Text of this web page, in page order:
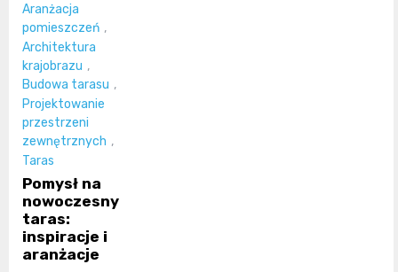
Aranżacja
pomieszczeń ,
Architektura
krajobrazu ,
Budowa tarasu ,
Projektowanie
przestrzeni
zewnętrznych ,
Taras
Pomysł na
nowoczesny
taras:
inspiracje i
aranżacje